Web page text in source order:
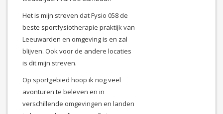
Het is mijn streven dat Fysio 058 de
beste sportfysiotherapie praktijk van
Leeuwarden en omgeving is en zal
blijven. Ook voor de andere locaties
is dit mijn streven.
Op sportgebied hoop ik nog veel
avonturen te beleven en in
verschillende omgevingen en landen